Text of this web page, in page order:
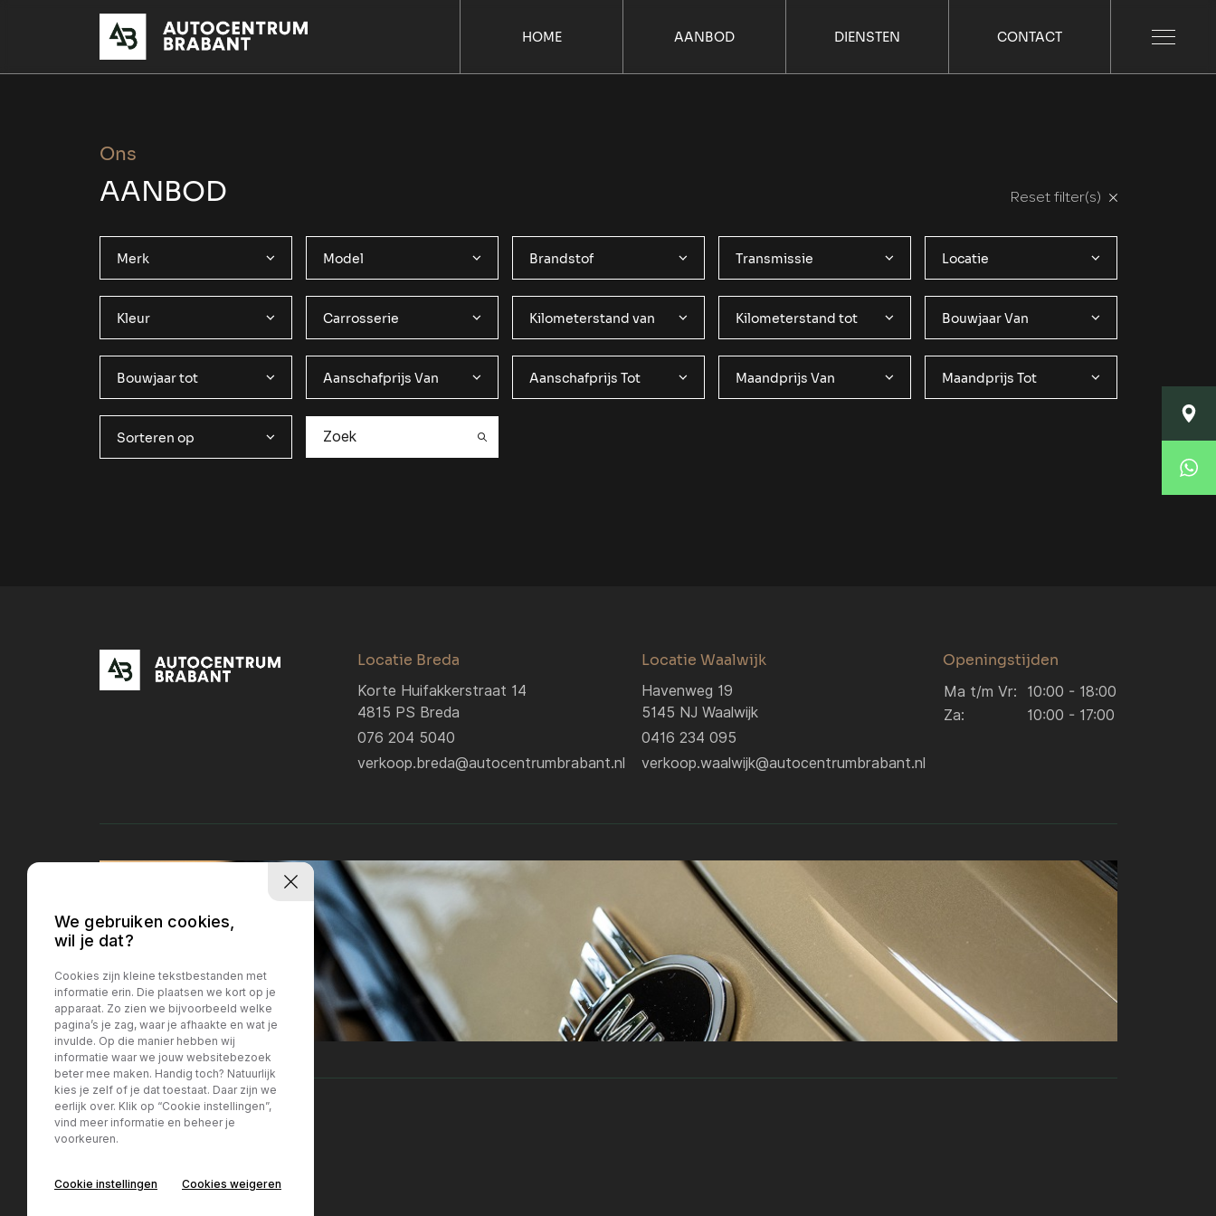
HOME AANBOD DIENSTEN CONTACT
Ons
AANBOD Reset filter(s)
Merk Model Brandstof Transmissie Locatie
Kleur Carrosserie Kilometerstand van Kilometerstand tot Bouwjaar Van
Bouwjaar tot Aanschafprijs Van Aanschafprijs Tot Maandprijs Van Maandprijs Tot
Sorteren op
Locatie Breda
Korte Huifakkerstraat 14
4815 PS Breda
076 204 5040
verkoop.breda@autocentrumbrabant.nl
Locatie Waalwijk
Havenweg 19
5145 NJ Waalwijk
0416 234 095
verkoop.waalwijk@autocentrumbrabant.nl
Openingstijden
Ma t/m Vr:
10:00 - 18:00
Za:
10:00 - 17:00
We gebruiken cookies,
wil je dat?
Cookies zijn kleine tekstbestanden met
informatie erin. Die plaatsen we kort op je
apparaat. Zo zien we bijvoorbeeld welke
pagina’s je zag, waar je afhaakte en wat je
invulde. Op die manier hebben wij
informatie waar we jouw websitebezoek
beter mee maken. Handig toch? Natuurlijk
kies je zelf of je dat toestaat. Daar zijn we
eerlijk over. Klik op “Cookie instellingen”,
vind meer informatie en beheer je
voorkeuren.
Cookie instellingen Cookies weigeren